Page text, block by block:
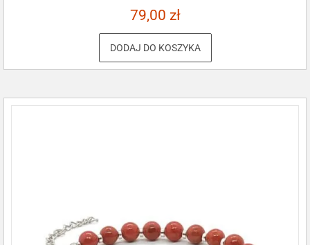
79,00 zł
DODAJ DO KOSZYKA